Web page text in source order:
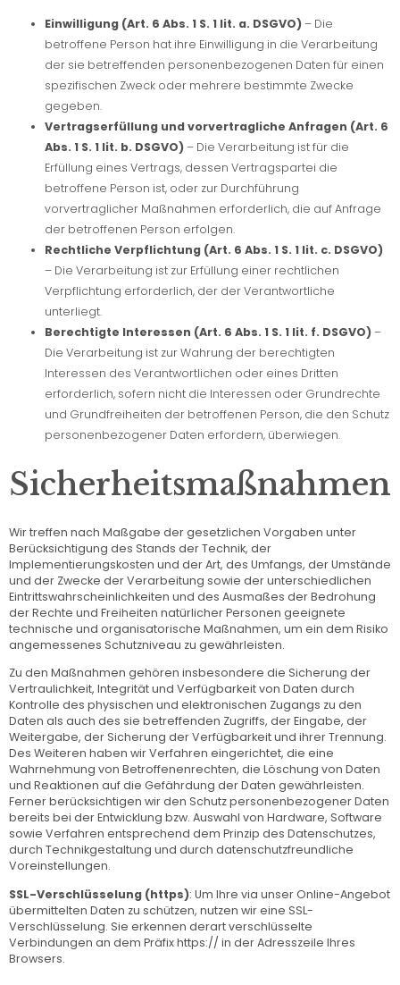
Einwilligung (Art. 6 Abs. 1 S. 1 lit. a. DSGVO)– Die
betroffene Person hat ihre Einwilligung in die Verarbeitung
der sie betreffenden personenbezogenen Daten für einen
spezifischen Zweck oder mehrere bestimmte Zwecke
gegeben.
Vertragserfüllung und vorvertragliche Anfragen (Art. 6
Abs. 1 S. 1 lit. b. DSGVO)– Die Verarbeitung ist für die
Erfüllung eines Vertrags, dessen Vertragspartei die
betroffene Person ist, oder zur Durchführung
vorvertraglicher Maßnahmen erforderlich, die auf Anfrage
der betroffenen Person erfolgen.
Rechtliche Verpflichtung (Art. 6 Abs. 1 S. 1 lit. c. DSGVO)
– Die Verarbeitung ist zur Erfüllung einer rechtlichen
Verpflichtung erforderlich, der der Verantwortliche
unterliegt.
Berechtigte Interessen (Art. 6 Abs. 1 S. 1 lit. f. DSGVO)–
Die Verarbeitung ist zur Wahrung der berechtigten
Interessen des Verantwortlichen oder eines Dritten
erforderlich, sofern nicht die Interessen oder Grundrechte
und Grundfreiheiten der betroffenen Person, die den Schutz
personenbezogener Daten erfordern, überwiegen.
Sicherheitsmaßnahmen
Wir treffen nach Maßgabe der gesetzlichen Vorgaben unter
Berücksichtigung des Stands der Technik, der
Implementierungskosten und der Art, des Umfangs, der Umstände
und der Zwecke der Verarbeitung sowie der unterschiedlichen
Eintrittswahrscheinlichkeiten und des Ausmaßes der Bedrohung
der Rechte und Freiheiten natürlicher Personen geeignete
technische und organisatorische Maßnahmen, um ein dem Risiko
angemessenes Schutzniveau zu gewährleisten.
Zu den Maßnahmen gehören insbesondere die Sicherung der
Vertraulichkeit, Integrität und Verfügbarkeit von Daten durch
Kontrolle des physischen und elektronischen Zugangs zu den
Daten als auch des sie betreffenden Zugriffs, der Eingabe, der
Weitergabe, der Sicherung der Verfügbarkeit und ihrer Trennung.
Des Weiteren haben wir Verfahren eingerichtet, die eine
Wahrnehmung von Betroffenenrechten, die Löschung von Daten
und Reaktionen auf die Gefährdung der Daten gewährleisten.
Ferner berücksichtigen wir den Schutz personenbezogener Daten
bereits bei der Entwicklung bzw. Auswahl von Hardware, Software
sowie Verfahren entsprechend dem Prinzip des Datenschutzes,
durch Technikgestaltung und durch datenschutzfreundliche
Voreinstellungen.
SSL-Verschlüsselung (https): Um Ihre via unser Online-Angebot
übermittelten Daten zu schützen, nutzen wir eine SSL-
Verschlüsselung. Sie erkennen derart verschlüsselte
Verbindungen an dem Präfix https:// in der Adresszeile Ihres
Browsers.